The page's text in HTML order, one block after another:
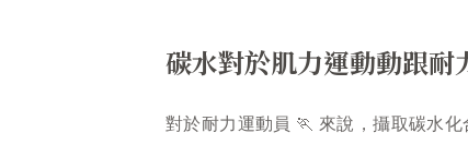
碳水對於肌力運動動跟耐
對於耐力運動員 🏃 來說，攝取碳水